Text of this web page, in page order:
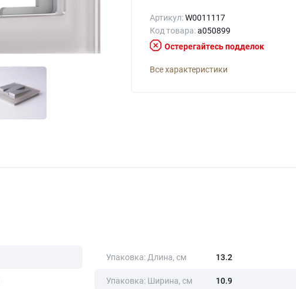
Артикул:W0011117
Код товара:a050899
Остерегайтесь подделок
Все характеристики
Упаковка: Длина, cм 13.2
Упаковка: Ширина, cм 10.9